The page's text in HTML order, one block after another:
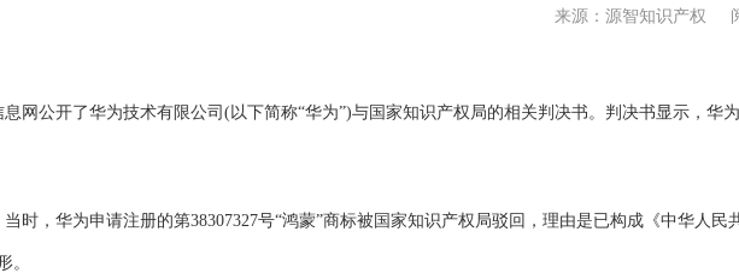
来源：源智知识产权
公开了华为技术有限公司(以下简称“华为”)与国家知识产权局的相关判决书。判决书显示，华
，华为申请注册的第38307327号“鸿蒙”商标被国家知识产权局驳回，理由是已构成《中华人民
。